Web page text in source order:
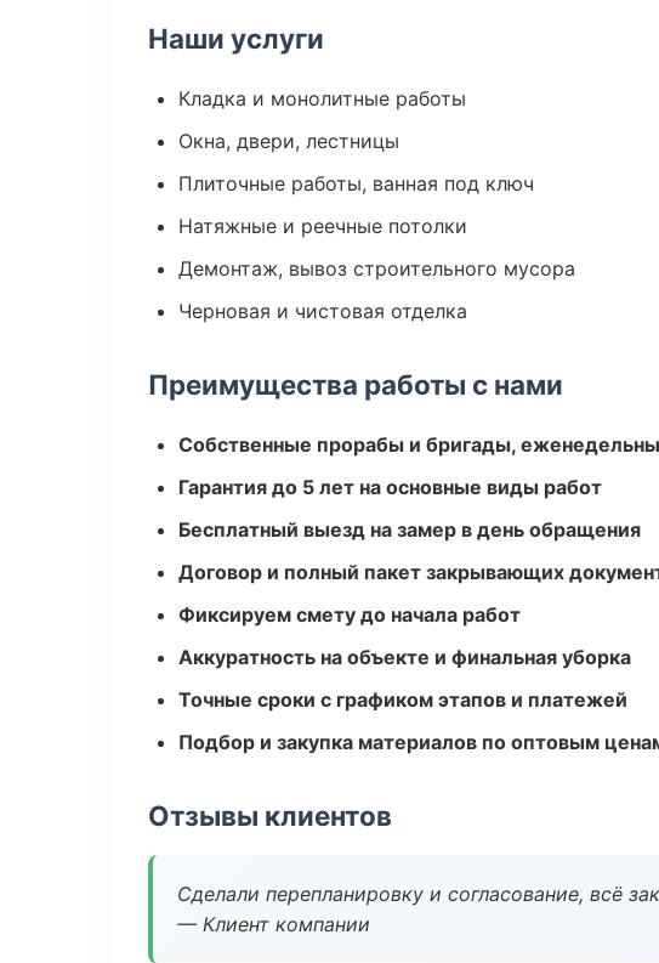
Наши услуги
Кладка и монолитные работы
Окна, двери, лестницы
Плиточные работы, ванная под ключ
Натяжные и реечные потолки
Демонтаж, вывоз строительного мусора
Черновая и чистовая отделка
Преимущества работы с нами
Собственные прорабы и бригады,
Гарантия до 5 лет на основные виды работ
Бесплатный выезд на замер в день обращения
Договор и полный пакет закрывающих
Фиксируем смету до начала работ
Аккуратность на объекте и финальная уборка
Точные сроки с графиком этапов и платежей
Подбор и закупка материалов по оптовым
Отзывы клиентов
Сделали перепланировку и согласование, всё
— Клиент компании